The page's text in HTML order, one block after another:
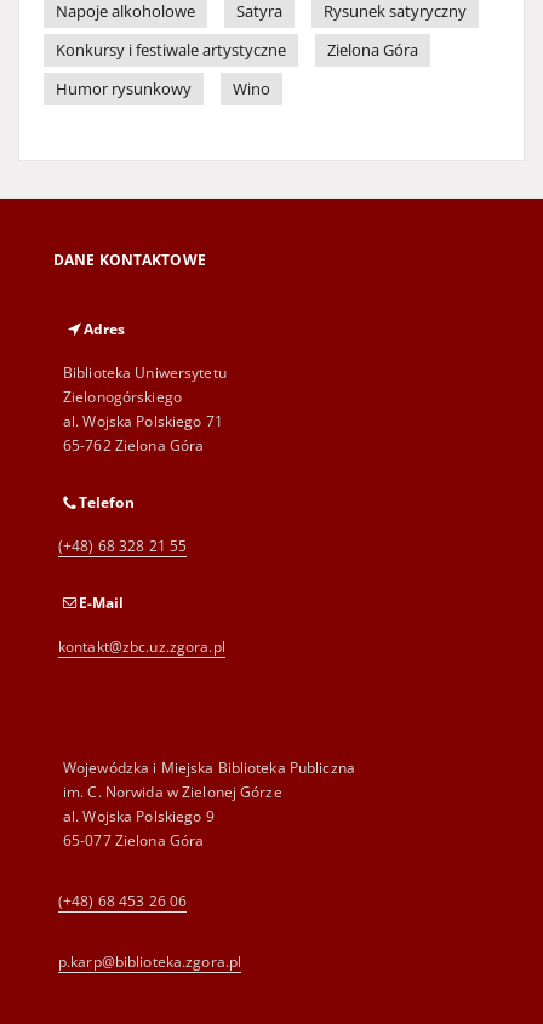
Napoje alkoholowe
Satyra
Rysunek satyryczny
Konkursy i festiwale artystyczne
Zielona Góra
Humor rysunkowy
Wino
DANE KONTAKTOWE
Adres
Biblioteka Uniwersytetu
Zielonogórskiego
al. Wojska Polskiego 71
65-762 Zielona Góra
Telefon
(+48) 68 328 21 55
E-Mail
kontakt@zbc.uz.zgora.pl
Wojewódzka i Miejska Biblioteka Publiczna
im. C. Norwida w Zielonej Górze
al. Wojska Polskiego 9
65-077 Zielona Góra
(+48) 68 453 26 06
p.karp@biblioteka.zgora.pl